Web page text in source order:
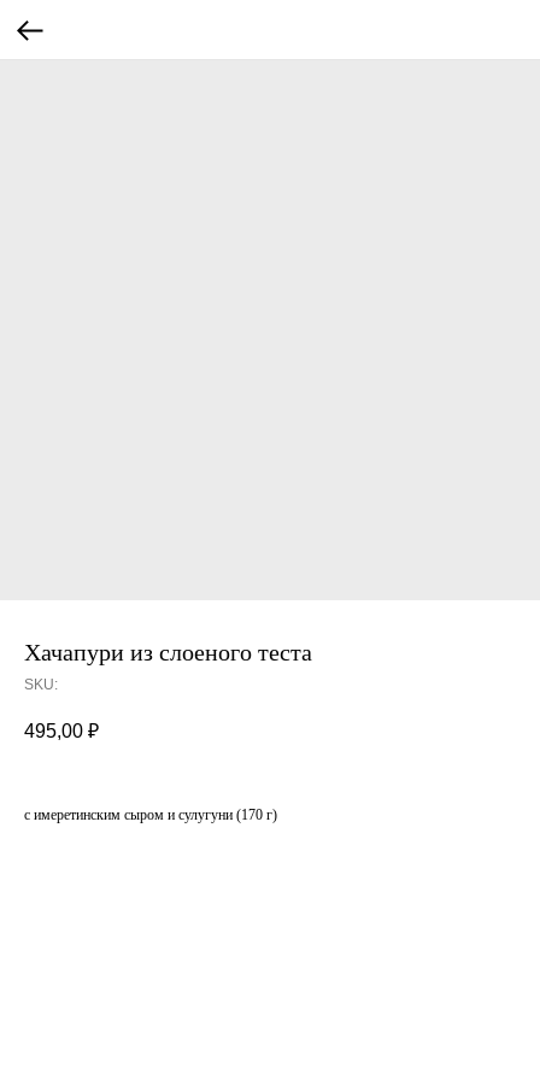
Хачапури из слоеного теста
SKU:
495,00 ₽
с имеретинским сыром и сулугуни (170 г)